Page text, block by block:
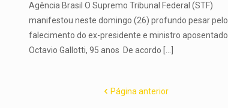
Agência Brasil O Supremo Tribunal Federal (STF)
manifestou neste domingo (26) profundo pesar pelo
falecimento do ex-presidente e ministro aposentado
Octavio Gallotti, 95 anos De acordo
Página anterior